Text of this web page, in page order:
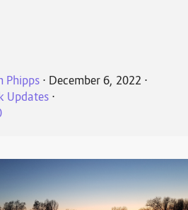
Phipps ⋅ December 6, 2022 ⋅
Updates ⋅